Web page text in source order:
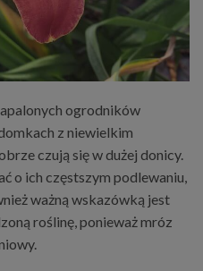
ogrodników
z niewielkim
czują się w dużej donicy.
o ich częstszym podlewaniu,
ważną wskazówką jest
roślinę, ponieważ mróz